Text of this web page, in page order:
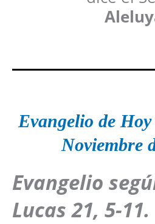
Evangelio de Hoy
Noviembre
Evangelio
Lucas 21, 5-11.